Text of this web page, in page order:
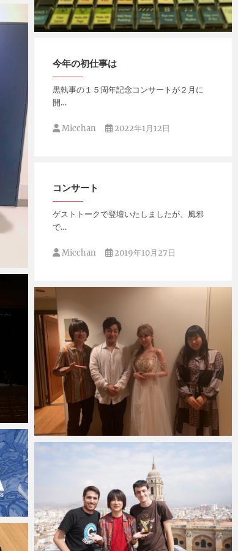
今年の初仕事は
黒執事の１５周年記念コンサートが２月に
開…
Micchan 2022年1月12日
コンサート
ゲストトークで登壇いたしましたが、風邪
で…
Micchan 2019年10月27日
Micchan
2019年7月15日